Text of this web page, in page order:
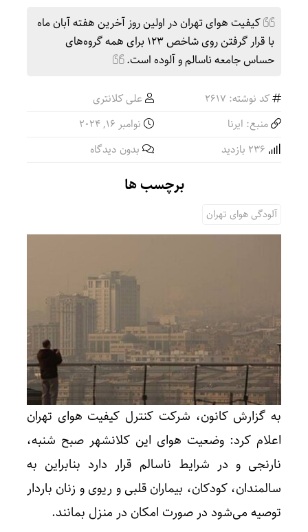
کیفیت هوای تهران در اولین روز آخرین هفته آبان ماه
با قرار گرفتن روی شاخص ۱۲۳ برای همه گروه‌های
حساس جامعه ناسالم و آلوده است.
کد نوشته: 2617
علی کلانتری
منبع: ایرنا
نوامبر 16, 2024
بدون دیدگاه
برچسب ها
آلودگی هوای تهران
به گزارش کانون، شرکت کنترل کیفیت هوای تهران
اعلام کرد: وضعیت هوای این کلانشهر صبح شنبه،
نارنجی و در شرایط ناسالم قرار دارد بنابراین به
سالمندان، کودکان، بیماران قلبی و ریوی و زنان باردار
توصیه می‌شود در صورت امکان در منزل بمانند.